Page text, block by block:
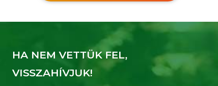
HA NEM VETTÜK FEL,
VISSZAHÍVJUK!